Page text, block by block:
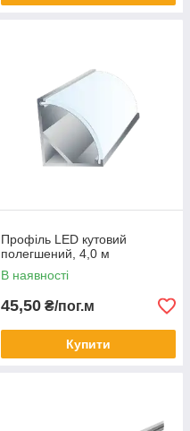
Профіль LED кутовий
полегшений, 4,0 м
В наявності
45,50 ₴/пог.м
Купити